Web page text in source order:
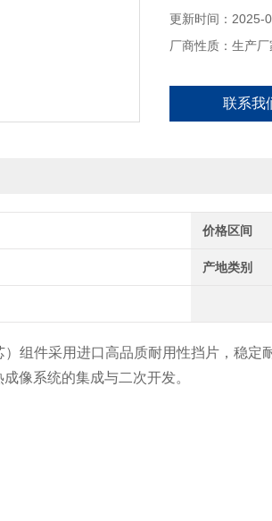
更新时间：2025-
厂商性质：生产厂
联系我
价格区间
产地类别
）组件采用进口高品质耐用性挡片，稳
像系统的集成与二次开发。